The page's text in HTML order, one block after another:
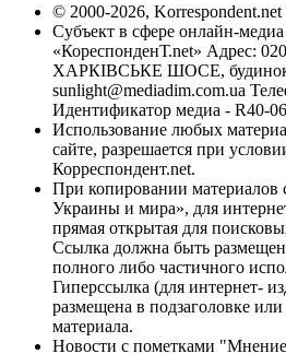
© 2000-2026, Korrespondent.net
Субъект в сфере онлайн-
«КореспонденТ.net» Адрес:
ХАРКІВСЬКЕ ШОСЕ, будинок
sunlight@mediadim.com.ua
Идентификатор медиа - R40-
Использование любых
сайте, разрешается при
Корреспондент.net.
При копировании материалов
Украины и мира», для
прямая открытая для
Ссылка должна быть
полного либо частичного
Гиперссылка (для интернет-
размещена в подзаголовке
материала.
Новости с пометками